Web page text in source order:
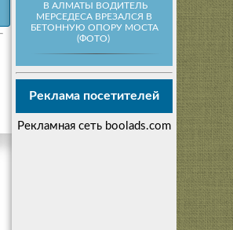
В АЛМАТЫ ВОДИТЕЛЬ
МЕРСЕДЕСА ВРЕЗАЛСЯ В
БЕТОННУЮ ОПОРУ МОСТА
(ФОТО)
Реклама посетителей
Рекламная сеть boolads.com